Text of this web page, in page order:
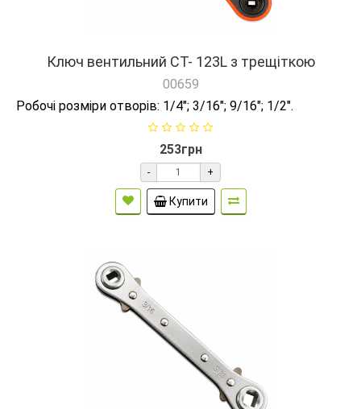
Ключ вентильний СТ- 123L з трещіткою
00659
Робочі розміри отворів: 1/4"; 3/16"; 9/16"; 1/2".
253грн
- +
Купити